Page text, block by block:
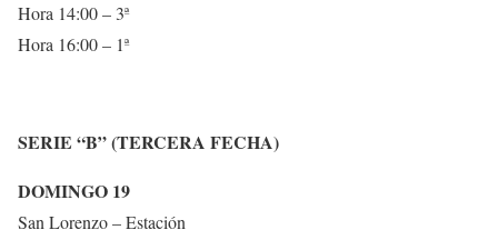
Hora 14:00 – 3ª
Hora 16:00 – 1ª
SERIE “B” (TERCERA FECHA)
DOMINGO 19
San Lorenzo – Estación